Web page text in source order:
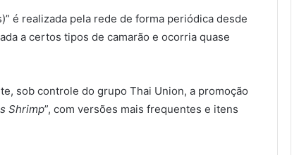
é realizada pela rede de forma periódica desde
a certos tipos de camarão e ocorria quase
sob controle do grupo Thai Union, a promoção
Shrimp”, com versões mais frequentes e itens